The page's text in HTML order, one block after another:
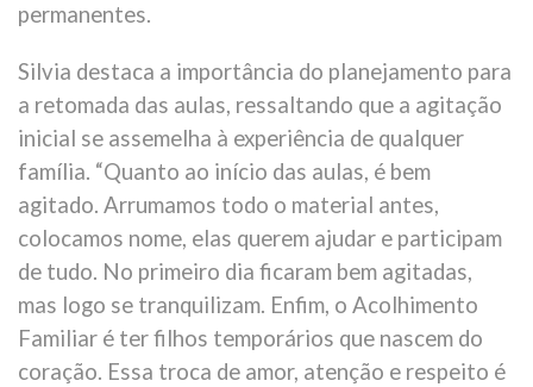
permanentes.
Silvia destaca a importância do planejamento para
a retomada das aulas, ressaltando que a agitação
inicial se assemelha à experiência de qualquer
família. “Quanto ao início das aulas, é bem
agitado. Arrumamos todo o material antes,
colocamos nome, elas querem ajudar e participam
de tudo. No primeiro dia ficaram bem agitadas,
mas logo se tranquilizam. Enfim, o Acolhimento
Familiar é ter filhos temporários que nascem do
coração. Essa troca de amor, atenção e respeito é